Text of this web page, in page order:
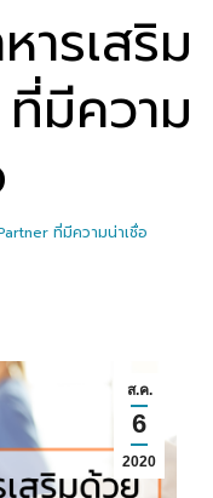
ารเสริม
มีความ
ที่มีความน่าเชื่อ
ส.ค.
6
2020